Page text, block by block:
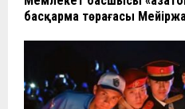
басқарма төрағасы